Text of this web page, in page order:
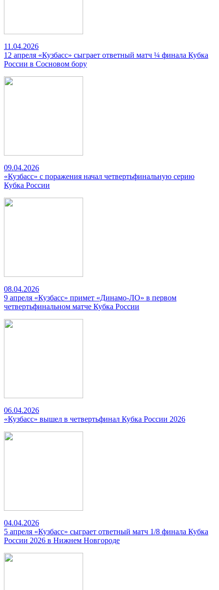
11.04.2026
12 апреля «Кузбасс» сыграет ответный матч ¼ финала Кубка
России в Сосновом бору
09.04.2026
«Кузбасс» с поражения начал четвертьфинальную серию
Кубка России
08.04.2026
9 апреля «Кузбасс» примет «Динамо-ЛО» в первом
четвертьфинальном матче Кубка России
06.04.2026
«Кузбасс» вышел в четвертьфинал Кубка России 2026
04.04.2026
5 апреля «Кузбасс» сыграет ответный матч 1/8 финала Кубка
России 2026 в Нижнем Новгороде